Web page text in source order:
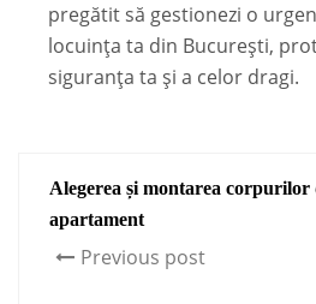
pregătit să gestionezi o
locuința ta din București,
siguranța ta și a celor dragi.
Alegerea și montarea
apartament
Previous post